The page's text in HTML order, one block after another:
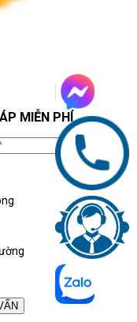
MIỄN PHÍ